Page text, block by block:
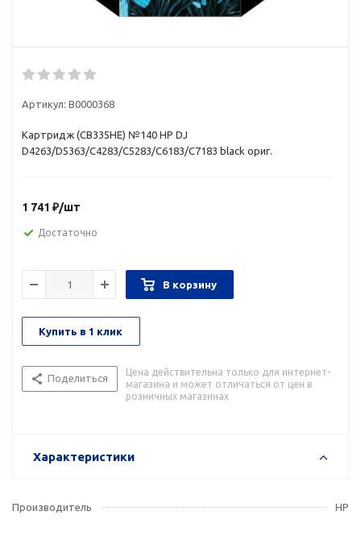
Артикул: В0000368
Картридж (CB335HE) №140 HP DJ
D4263/D5363/C4283/C5283/C6183/C7183 black ориг.
1 741 ₽/шт
Достаточно
В корзину
Купить в 1 клик
Поделиться
Цена действительна только для интернет-
магазина и может отличаться от цен в
розничных магазинах
Характеристики
Производитель HP